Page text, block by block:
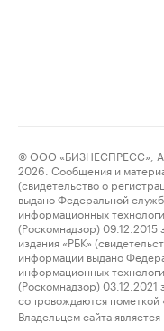
© ООО «БИЗНЕСПРЕСС»,
2026. Сообщения и
(свидетельство о
выдано Федеральной
информационных
(Роскомнадзор)
издания «РБК»
информации выдано
информационных
(Роскомнадзор)
сопровождаются пометкой
Владельцем сайта